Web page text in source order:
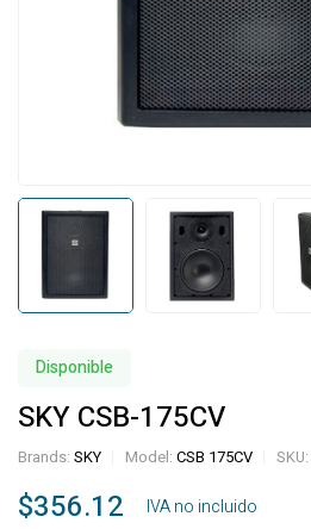
Disponible
SKY CSB-175CV
Brands: SKY Model: CSB 175CV SKU:
$356.12 ‎ ‎ ‎ IVA no incluido